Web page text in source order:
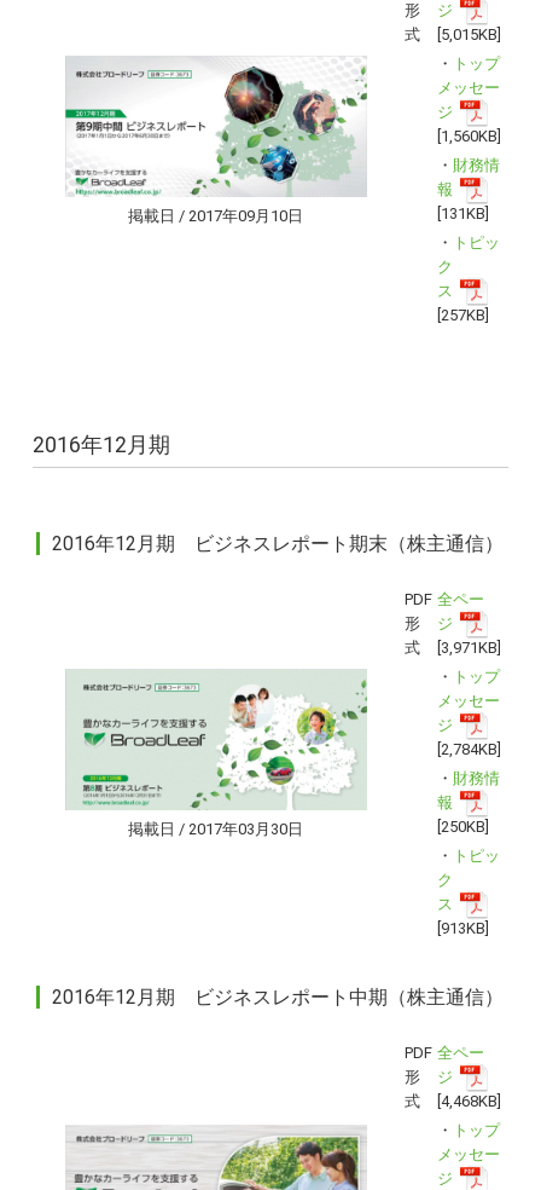
掲載日 / 2017年09月10日
形
式
ジ
[5,015KB]
・ トップ
メッセー
ジ
[1,560KB]
・ 財務情
報
[131KB]
・ トピッ
ク
ス
[257KB]
2016年12月期
2016年12月期 ビジネスレポート期末（株主通信）
掲載日 / 2017年03月30日
PDF
形
式
全ペー
ジ
[3,971KB]
・ トップ
メッセー
ジ
[2,784KB]
・ 財務情
報
[250KB]
・ トピッ
ク
ス
[913KB]
2016年12月期 ビジネスレポート中期（株主通信）
PDF
形
式
全ペー
ジ
[4,468KB]
・ トップ
メッセー
ジ